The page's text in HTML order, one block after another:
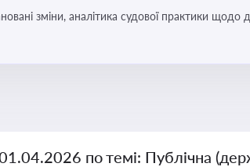
зміни, аналітика судової практики
відносини в органах влади, дотримання
по темі: Публічна